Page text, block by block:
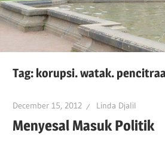
Tag: korupsi. watak.
December 15, 2012 Linda Djalil
Menyesal Masuk Politik